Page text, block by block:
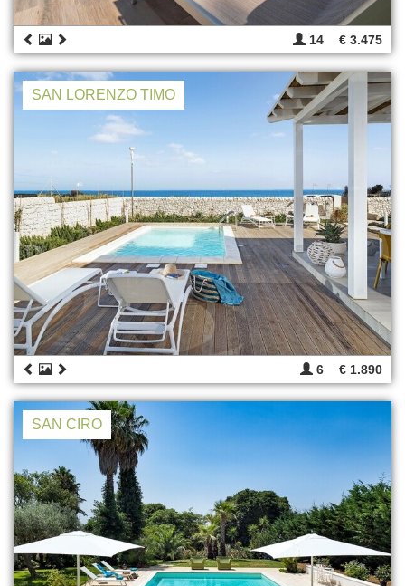
14 € 3.475
SAN LORENZO TIMO
6 € 1.890
SAN CIRO